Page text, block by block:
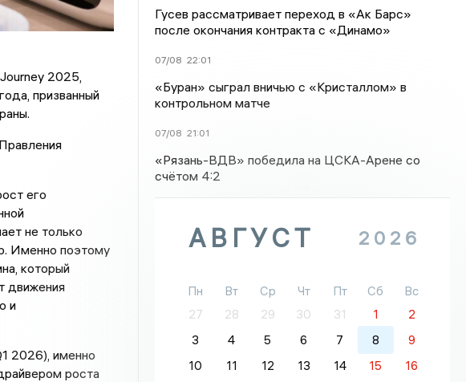
2025,
призванный
его
не только
Именно поэтому
который
движения
и
2026), именно
роста
Гусев рассматривает переход в «Ак Барс»
после окончания контракта с «Динамо»
07/08 22:01
«Буран» сыграл вничью с «Кристаллом» в
контрольном матче
07/08 21:01
«Рязань-ВДВ» победила на ЦСКА-Арене со
счётом 4:2
АВГУСТ 2026
Пн Вт Ср Чт Пт Сб
Вс
27
28 29 30 31 1
2
3
4 5 6 7 8
9
10
11 12 13 14 15
16